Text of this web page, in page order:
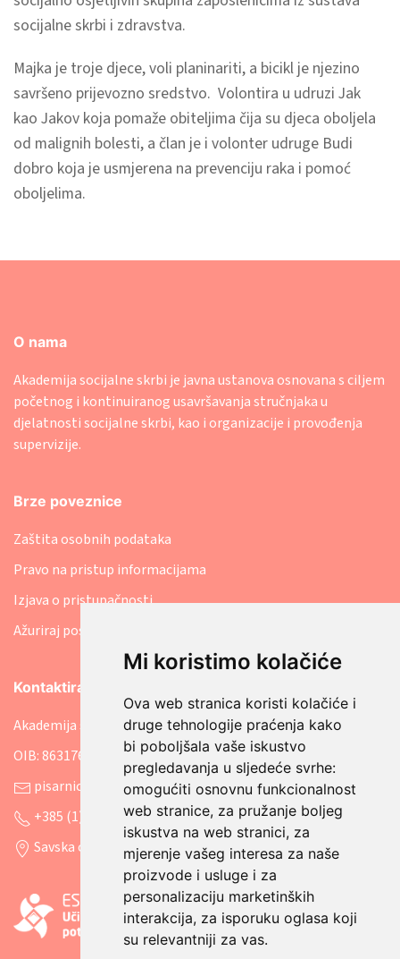
Mi koristimo kolačiće
Ova web stranica koristi kolačiće i
druge tehnologije praćenja kako
bi poboljšala vaše iskustvo
pregledavanja u sljedeće svrhe:
omogućiti osnovnu funkcionalnost
web stranice, za pružanje boljeg
iskustva na web stranici, za
mjerenje vašeg interesa za naše
proizvode i usluge i za
personalizaciju marketinških
interakcija, za isporuku oglasa koji
su relevantniji za vas.
socijalne skrbi i zdravstva.
Majka je troje djece, voli planinariti, a bicikl je njezino
savršeno prijevozno sredstvo. Volontira u udruzi Jak
kao Jakov koja pomaže obiteljima čija su djeca oboljela
od malignih bolesti, a član je i volonter udruge Budi
dobro koja je usmjerena na prevenciju raka i pomoć
oboljelima.
O nama
Akademija socijalne skrbi je javna ustanova osnovana s ciljem
početnog i kontinuiranog usavršavanja stručnjaka u
djelatnosti socijalne skrbi, kao i organizacije i provođenja
supervizije.
Brze poveznice
Zaštita osobnih podataka
Pravo na pristup informacijama
Izjava o pristupačnosti
Ažuriraj postavke kolačića
Kontaktirajte nas
Akademija socijalne skrbi
OIB: 86317641207
pisarnica@asosk.hr
+385 (1) 8888 542
Savska cesta 106, 10000 Zagreb